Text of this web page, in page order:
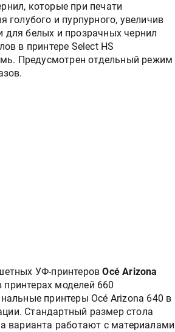
которые при печати
и пурпурного, увеличив
для белых и прозрачных чернил
в принтере Select HS
Предусмотрен отдельный режим
УФ-принтеровOcé Arizona
моделей 660
принтеры Océ Arizona 640 в
Стандартный размер стола
варианта работают с материалами